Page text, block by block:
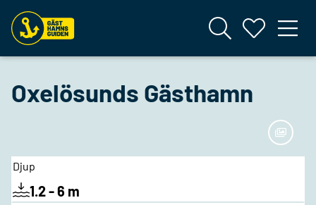
Oxelösunds Gästhamn
Djup
1.2 - 6 m